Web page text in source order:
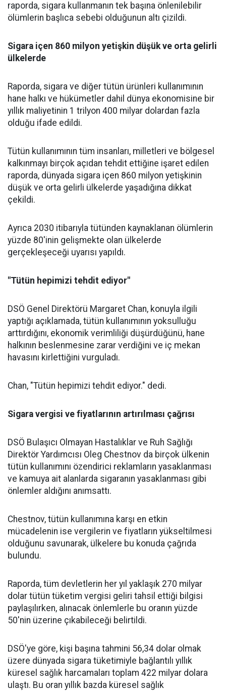
raporda, sigara kullanmanın tek başına önlenilebilir
ölümlerin başlıca sebebi olduğunun altı çizildi.
Sigara içen 860 milyon yetişkin düşük ve orta gelirli
ülkelerde
Raporda, sigara ve diğer tütün ürünleri kullanımının
hane halkı ve hükümetler dahil dünya ekonomisine bir
yıllık maliyetinin 1 trilyon 400 milyar dolardan fazla
olduğu ifade edildi.
Tütün kullanımının tüm insanları, milletleri ve bölgesel
kalkınmayı birçok açıdan tehdit ettiğine işaret edilen
raporda, dünyada sigara içen 860 milyon yetişkinin
düşük ve orta gelirli ülkelerde yaşadığına dikkat
çekildi.
Ayrıca 2030 itibarıyla tütünden kaynaklanan ölümlerin
yüzde 80'inin gelişmekte olan ülkelerde
gerçekleşeceği uyarısı yapıldı.
"Tütün hepimizi tehdit ediyor"
DSÖ Genel Direktörü Margaret Chan, konuyla ilgili
yaptığı açıklamada, tütün kullanımının yoksulluğu
arttırdığını, ekonomik verimliliği düşürdüğünü, hane
halkının beslenmesine zarar verdiğini ve iç mekan
havasını kirlettiğini vurguladı.
Chan, "Tütün hepimizi tehdit ediyor." dedi.
Sigara vergisi ve fiyatlarının artırılması çağrısı
DSÖ Bulaşıcı Olmayan Hastalıklar ve Ruh Sağlığı
Direktör Yardımcısı Oleg Chestnov da birçok ülkenin
tütün kullanımını özendirici reklamların yasaklanması
ve kamuya ait alanlarda sigaranın yasaklanması gibi
önlemler aldığını anımsattı.
Chestnov, tütün kullanımına karşı en etkin
mücadelenin ise vergilerin ve fiyatların yükseltilmesi
olduğunu savunarak, ülkelere bu konuda çağrıda
bulundu.
Raporda, tüm devletlerin her yıl yaklaşık 270 milyar
dolar tütün tüketim vergisi geliri tahsil ettiği bilgisi
paylaşılırken, alınacak önlemlerle bu oranın yüzde
50'nin üzerine çıkabileceği belirtildi.
DSÖ'ye göre, kişi başına tahmini 56,34 dolar olmak
üzere dünyada sigara tüketimiyle bağlantılı yıllık
küresel sağlık harcamaları toplam 422 milyar dolara
ulaştı. Bu oran yıllık bazda küresel sağlık